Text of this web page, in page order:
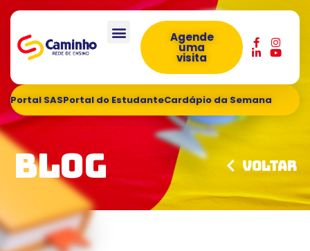
Agende
uma
visita
Portal SASPortal do EstudanteCardápio da Semana
Blog Voltar